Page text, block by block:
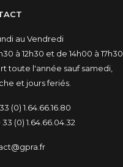
au Vendredi
à 12h30 et de 14h00 à 17h30
toute l'année sauf samedi,
et jours feriés.
(0) 1.64.66.16.80
33 (0) 1.64.66.04.32